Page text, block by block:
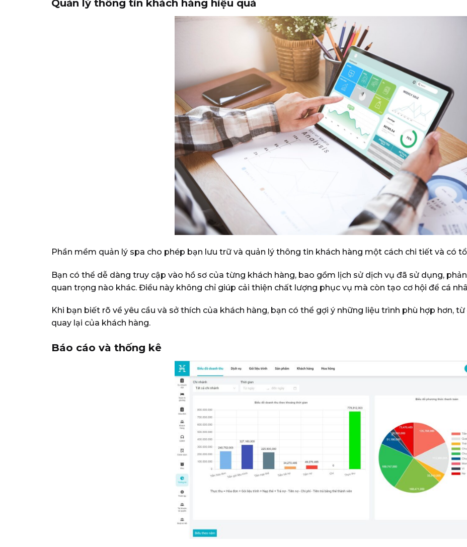
Quản lý thông tin khách hàng hiệu quả
Phần mềm quản lý spa cho phép bạn lưu trữ và quản lý thông tin khách hàng một cách chi tiết và có
Bạn có thể dễ dàng truy cập vào hồ sơ của từng khách hàng, bao gồm lịch sử dịch vụ đã sử dụng,
quan trọng nào khác. Điều này không chỉ giúp cải thiện chất lượng phục vụ mà còn tạo cơ hội để cá
Khi bạn biết rõ về yêu cầu và sở thích của khách hàng, bạn có thể gợi ý những liệu trình phù hợp hơn,
quay lại của khách hàng.
Báo cáo và thống kê